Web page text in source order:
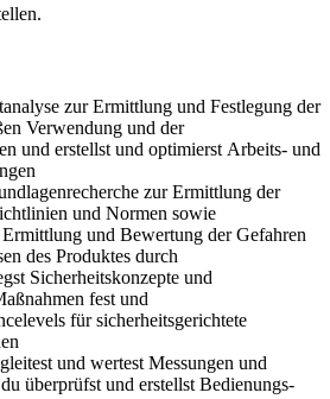
zur Ermittlung und Festlegung der
Verwendung und der
und erstellst und optimierst Arbeits- und
zur Ermittlung der
und Normen sowie
und Bewertung der Gefahren
des Produktes durch
Sicherheitskonzepte und
fest und
für sicherheitsgerichtete
und wertest Messungen und
überprüfst und erstellst Bedienungs-